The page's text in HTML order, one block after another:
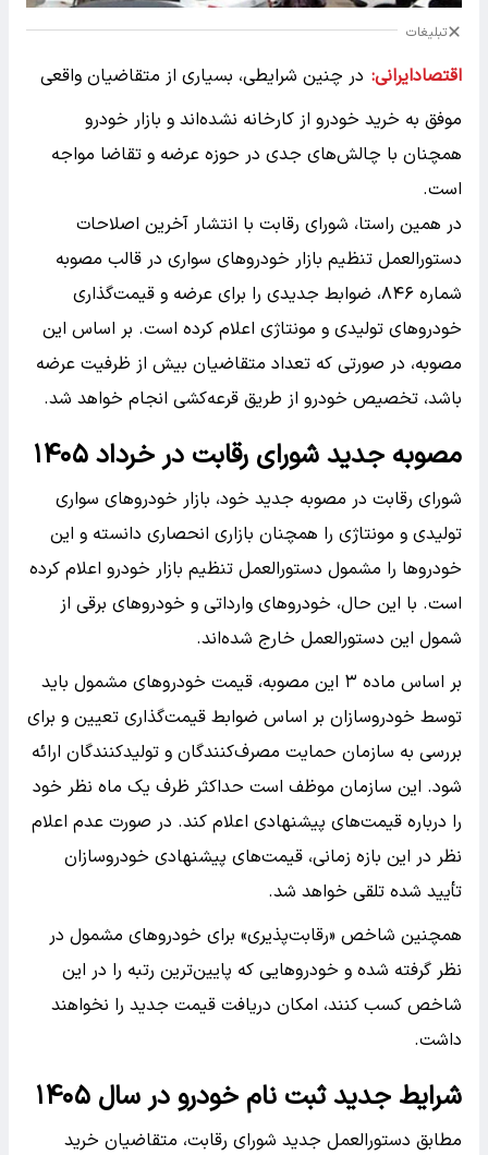
تبلیغات
اقتصادایرانی: در چنین شرایطی، بسیاری از متقاضیان واقعی
موفق به خرید خودرو از کارخانه نشده‌اند و بازار خودرو
همچنان با چالش‌های جدی در حوزه عرضه و تقاضا مواجه
است.
در همین راستا، شورای رقابت با انتشار آخرین اصلاحات
دستورالعمل تنظیم بازار خودروهای سواری در قالب مصوبه
شماره ۸۴۶، ضوابط جدیدی را برای عرضه و قیمت‌گذاری
خودروهای تولیدی و مونتاژی اعلام کرده است. بر اساس این
مصوبه، در صورتی که تعداد متقاضیان بیش از ظرفیت عرضه
باشد، تخصیص خودرو از طریق قرعه‌کشی انجام خواهد شد.
مصوبه جدید شورای رقابت در خرداد ۱۴۰۵
شورای رقابت در مصوبه جدید خود، بازار خودروهای سواری
تولیدی و مونتاژی را همچنان بازاری انحصاری دانسته و این
خودروها را مشمول دستورالعمل تنظیم بازار خودرو اعلام کرده
است. با این حال، خودروهای وارداتی و خودروهای برقی از
شمول این دستورالعمل خارج شده‌اند.
بر اساس ماده ۳ این مصوبه، قیمت خودروهای مشمول باید
توسط خودروسازان بر اساس ضوابط قیمت‌گذاری تعیین و برای
بررسی به سازمان حمایت مصرف‌کنندگان و تولیدکنندگان ارائه
شود. این سازمان موظف است حداکثر ظرف یک ماه نظر خود
را درباره قیمت‌های پیشنهادی اعلام کند. در صورت عدم اعلام
نظر در این بازه زمانی، قیمت‌های پیشنهادی خودروسازان
تأیید شده تلقی خواهد شد.
همچنین شاخص «رقابت‌پذیری» برای خودروهای مشمول در
نظر گرفته شده و خودروهایی که پایین‌ترین رتبه را در این
شاخص کسب کنند، امکان دریافت قیمت جدید را نخواهند
داشت.
شرایط جدید ثبت‌ نام خودرو در سال ۱۴۰۵
مطابق دستورالعمل جدید شورای رقابت، متقاضیان خرید